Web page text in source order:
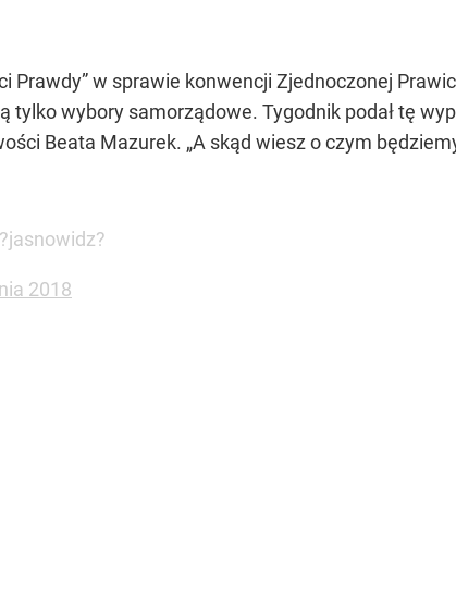
Prawdy” w sprawie konwencji Zjednoczonej
tylko wybory samorządowe. Tygodnik podał tę
Beata Mazurek. „A skąd wiesz o czym
2018